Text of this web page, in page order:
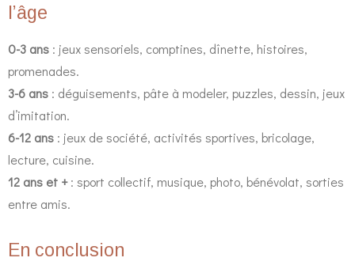
l’âge
0-3 ans : jeux sensoriels, comptines, dînette, histoires,
promenades.
3-6 ans : déguisements, pâte à modeler, puzzles, dessin, jeux
d’imitation.
6-12 ans : jeux de société, activités sportives, bricolage,
lecture, cuisine.
12 ans et +: sport collectif, musique, photo, bénévolat, sorties
entre amis.
En conclusion